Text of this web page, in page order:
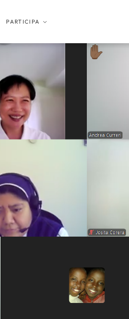
PARTICIPA